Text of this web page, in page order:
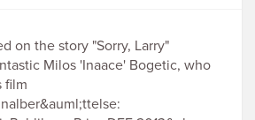
on the story "Sorry, Larry"
Milos 'Inaace' Bogetic, who
film